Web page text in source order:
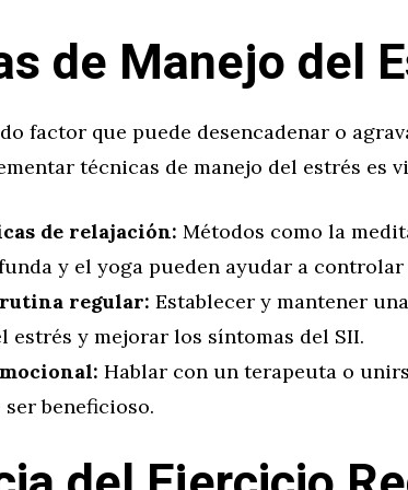
de Manejo del
factor que puede desencadenar o
técnicas de manejo del estrés es
de relajación: Métodos como la
y el yoga pueden ayudar a controlar
regular: Establecer y mantener
estrés y mejorar los síntomas del SII.
Hablar con un terapeuta o
beneficioso.